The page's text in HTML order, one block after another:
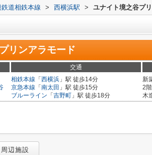
鉄道相鉄本線 > 西横浜駅 > ユナイト境之谷プ
リンアラモード
交通
相鉄本線 「 西横浜 」駅 徒歩14分
京急本線 「 南太田 」駅 徒歩15分
ブルーライン 「 吉野町 」駅 徒歩18分
新
2
木
周辺施設